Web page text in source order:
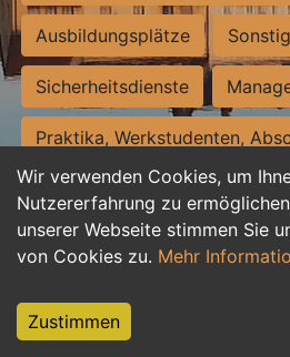
Wir verwenden Cookies, um
Nutzererfahrung zu
unserer Webseite stimmen Sie
von Cookies zu. Mehr
Zustimmen
Ausbildungsplätze
Sicherheitsdienste
Praktika, Werkstudenten,
Personalwesen
Hilfskräfte, Aushilfs- und
Weiterbildung, Studium, duale